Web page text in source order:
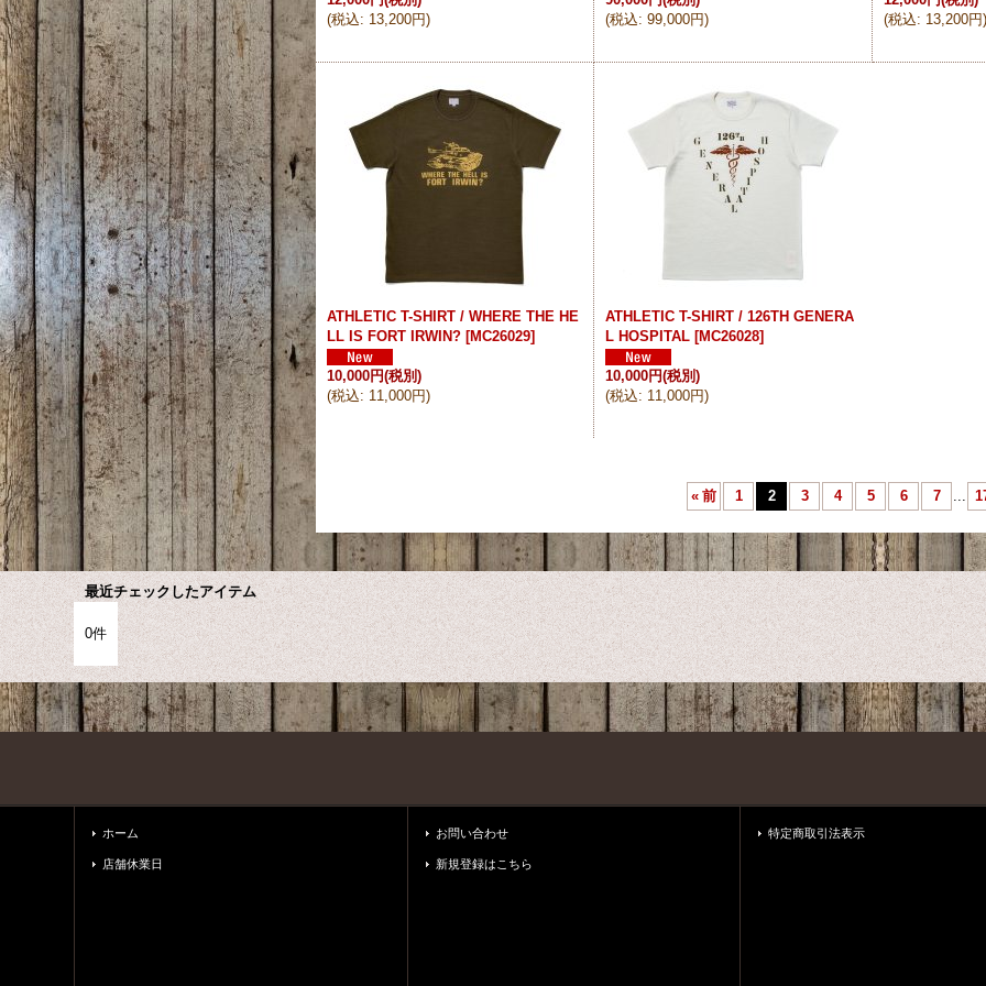
(税込: 13,200円)
(税込: 99,000円)
(税込: 13,200円
ATHLETIC T-SHIRT / WHERE THE HE
LL IS FORT IRWIN? [MC26029]
10,000円(税別)
(税込: 11,000円)
ATHLETIC T-SHIRT / 126TH GENERA
L HOSPITAL [MC26028]
10,000円(税別)
(税込: 11,000円)
« 前 1 2 3 4 5 6 7 ...
最近チェックしたアイテム
0件
ホーム
店舗休業日
お問い合わせ
新規登録はこちら
特定商取引法表示